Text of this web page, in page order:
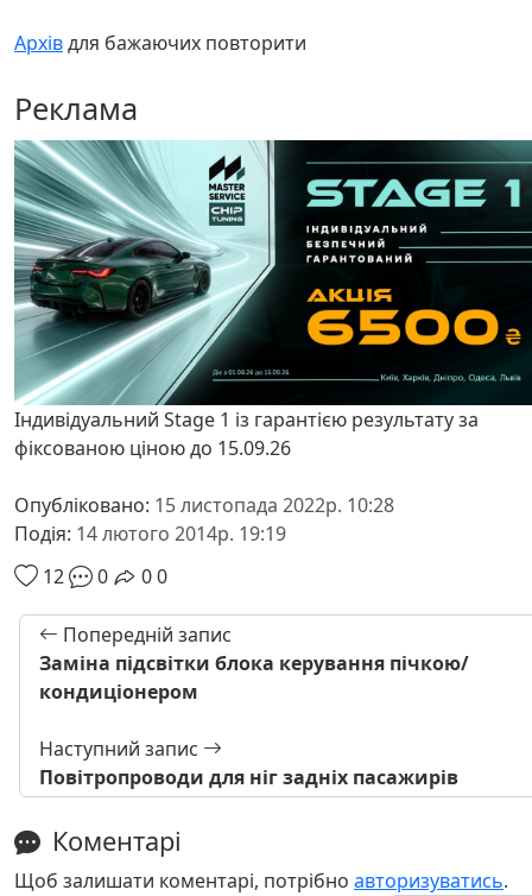
Архівдля бажаючих повторити
Реклама
Індивідуальний Stage 1 із гарантією результату за
фіксованою ціною до 15.09.26
Опубліковано: 15 листопада 2022р. 10:28
Подія: 14 лютого 2014р. 19:19
12
0 00
Попередній запис
Заміна підсвітки блока керування пічкою/
кондиціонером
Наступний запис
Повітропроводи для ніг задніх пасажирів
Коментарі
Щоб залишати коментарі, потрібно авторизуватись.